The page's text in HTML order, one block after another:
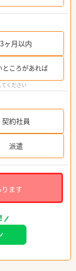
3ヶ月以内
ところがあれば
ください
契約社員
派遣
ます